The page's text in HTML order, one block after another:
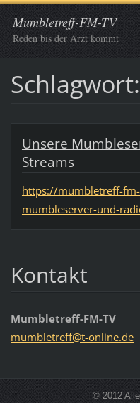
Mumbletreff-FM-TV
Reden bis der Arzt kommt
Unsere
Streams
https://mumbletreff-
mumbleserver-und-
Kontakt
Mumbletreff-FM-TV
mumbletreff@t-online.de
© 2012